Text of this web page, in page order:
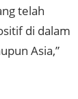
telah
di dalam
Asia,”